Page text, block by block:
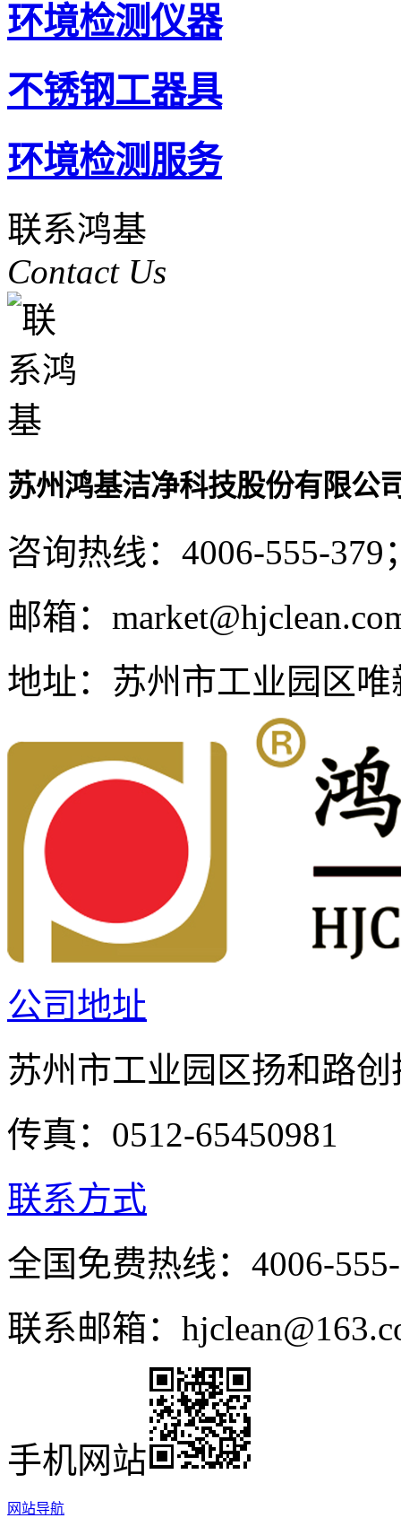
环境检测仪器
不锈钢工器具
环境检测服务
联系鸿基
Contact Us
苏州鸿基洁净科技股份有限公
咨询热线： 4006-555-379
邮箱：
地址： 苏州市工业园区
公司地址
苏州市工业园区扬和路
传真：0512-65450981
联系方式
全国免费热线：4006-
联系邮箱：
手机网站
网站导航